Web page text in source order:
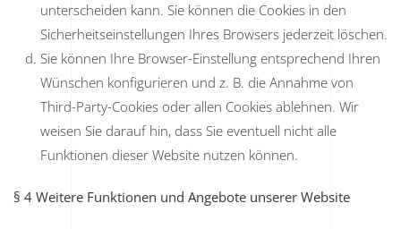
unterscheiden kann. Sie können die Cookies in den
Sicherheitseinstellungen Ihres Browsers jederzeit löschen.
Sie können Ihre Browser-Einstellung entsprechend Ihren
Wünschen konfigurieren und z. B. die Annahme von
Third-Party-Cookies oder allen Cookies ablehnen. Wir
weisen Sie darauf hin, dass Sie eventuell nicht alle
Funktionen dieser Website nutzen können.
§ 4 Weitere Funktionen und Angebote unserer Website